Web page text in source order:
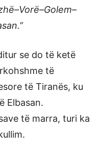
se do të ketë
të
të Tiranës, ku
Elbasan.
të marra, turi ka